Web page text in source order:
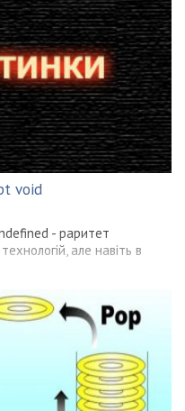
void
- раритет
але навіть в